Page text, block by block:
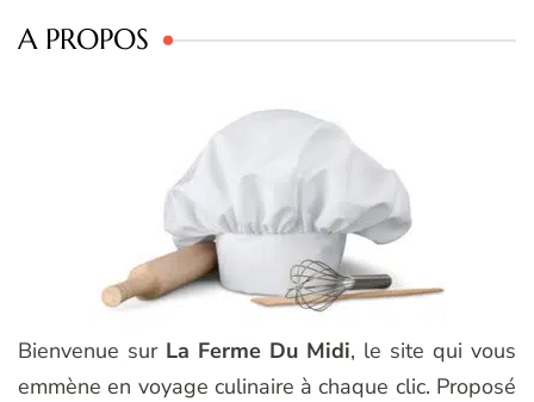
A PROPOS
Bienvenue sur La Ferme Du Midi, le site qui vous
emmène en voyage culinaire à chaque clic. Proposé